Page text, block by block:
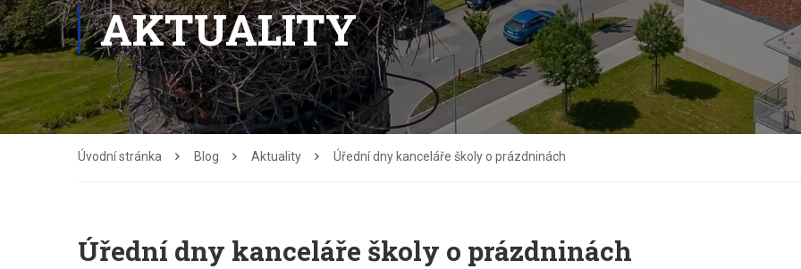
AKTUALITY
Úvodní stránka Blog Aktuality Úřední dny kanceláře školy o prázdninách
Úřední dny kanceláře školy o prázdninách